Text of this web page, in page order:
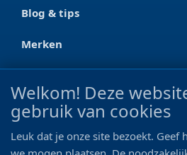
Blog & tips
Merken
CONTACT
Ootmarsumseweg 125a
0546 - 622 990
Welkom! Deze
gebruik van cookies
Leuk dat je onze site bezoekt. Geef